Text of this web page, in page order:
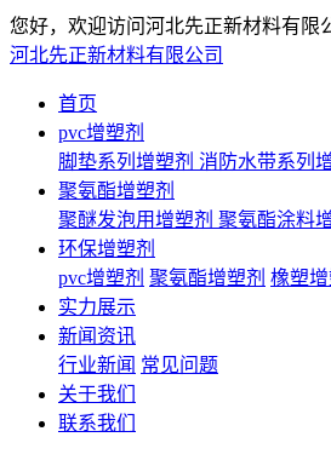
您好，欢迎访问河北先正新材料有限
河北先正新材料有限公司
首页
pvc增塑剂
脚垫系列增塑剂 消防水带系列
聚氨酯增塑剂
聚醚发泡用增塑剂 聚氨酯涂料
环保增塑剂
pvc增塑剂 聚氨酯增塑剂 橡塑增
实力展示
新闻资讯
行业新闻 常见问题
关于我们
联系我们